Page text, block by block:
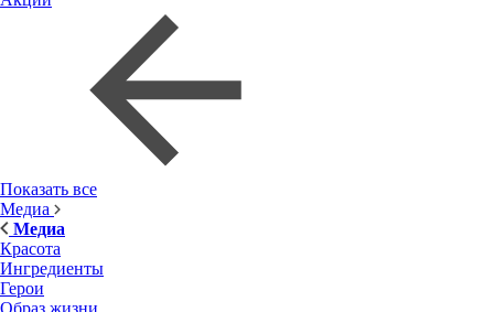
Показать все
Медиа
Медиа
Красота
Ингредиенты
Герои
Образ жизни